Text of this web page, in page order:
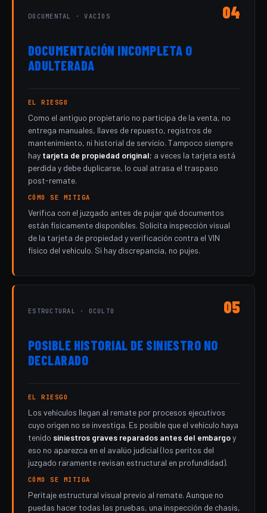
DOCUMENTAL · VACÍOS
DOCUMENTACIÓN INCOMPLETA O
ADULTERADA
04
EL RIESGO
Como el antiguo propietario no participa de la venta, no
entrega manuales, llaves de repuesto, registros de
mantenimiento, ni historial de servicio. Tampoco siempre
hay tarjeta de propiedad original; a veces la tarjeta está
perdida y debe duplicarse, lo cual atrasa el traspaso
post-remate.
CÓMO SE MITIGA
Verifica con el juzgado antes de pujar qué documentos
están físicamente disponibles. Solicita inspección visual
de la tarjeta de propiedad y verificación contra el VIN
físico del vehículo. Si hay discrepancia, no pujes.
ESTRUCTURAL · OCULTO
POSIBLE HISTORIAL DE SINIESTRO NO
DECLARADO
05
EL RIESGO
Los vehículos llegan al remate por procesos ejecutivos
cuyo origen no se investiga. Es posible que el vehículo haya
tenido siniestros graves reparados antes del embargoy
eso no aparezca en el avalúo judicial (los peritos del
juzgado raramente revisan estructural en profundidad).
CÓMO SE MITIGA
Peritaje estructural visual previo al remate. Aunque no
puedas hacer todas las pruebas, una inspección de chasis,